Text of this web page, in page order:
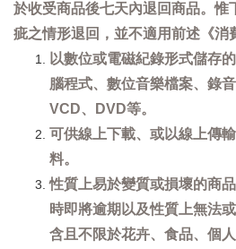
於收受商品後七天內退回商品。惟
疵之情形退回，並不適用前述《消
以數位或電磁紀錄形式儲存
腦程式、數位音樂檔案、錄
VCD、DVD等。
可供線上下載、或以線上傳
料。
性質上易於變質或損壞的商
時即將逾期以及性質上無法
含且不限於花卉、食品、個人